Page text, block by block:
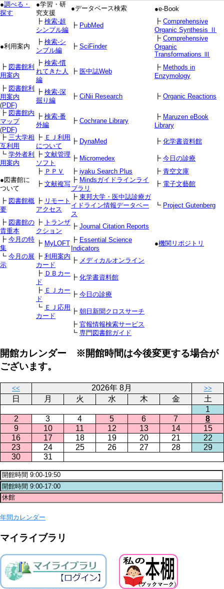
●調べる・
探す
●学習・研
究支援
●データベース検索
●e-Book
┣ 検索-超
シンプル編
┣ PubMed
┣ Comprehensive
Organic Synthesis Ⅱ
●利用案内
┣ 検索-シ
ンプル編
┣ SciFinder
┣ Comprehensive
Organic
Transformations Ⅲ
┣ 図書館利
用案内
┣ 検索-慣
れてきた人
編
┣ 医中誌Web
┣ Methods in
Enzymology
┣ 図書館利
用案内
(PDF)
┣ 検索-深
掘り編
┣ CiNii Research ┣ Organic Reactions
┣ 図書館内
マップ
(PDF)
┣ 検索-番
外編
┣ Cochrane Library
┣ Maruzen eBook
Library
┣ 三大学相
互利用
┣ ＥＪ利用
について
┣ DynaMed ┣ 化学書資料館
┗ 学外者利
用案内
┣ 文献管理
ソフト
┣ Micromedex ┣ 今日の診療
┣ ＰＰＶ ┣ iyaku Search Plus ┣ 青空文庫
●図書館に
ついて
┣ 文献複写
┣ Mindsガイドラインライ
ブラリ
┣ 電子文藝館
┣ 図書館概
要
┣ リモート
アクセス
┣ 東邦大学・医中誌診療ガ
イドライン情報データベー
ス
┗ Project Gutenberg
┣ 図書館の
貴重本
┣ トランザ
クション
┣ Journal Citation Reports
┣ 今月の特
集
┣ MyLOFT ┣ Essential Science
Indicators
●機関リポジトリ
┗ 今月の展
示
┣ 利用案内
カード
┣ メディカルオンライン
┣ ＤＢカー
ド
┣ 化学書資料館
┣ ＥＪカー
ド
┣ 今日の診療
┗ ＥＪ応用
カード
┣ 朝日新聞クロスサーチ
┣ 官報情報検索サービス
┗ 専門図書館ガイド
開館カレンダー ※開館時間は今後変更する場合が
ございます。
<< 2026年 8月 >>
日 月 火 水 木 金
土
1
2
3 4 5 6 7
8
9
10 11 12 13 14
15
16
17 18 19 20 21
22
23
24 25 26 27 28
29
30
31
年間カレンダー
マイライブラリ